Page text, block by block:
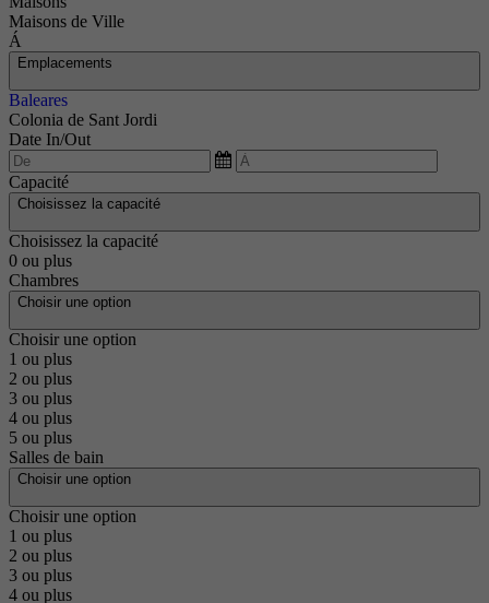
Maisons de Ville
Á
Emplacements
Baleares
Colonia de Sant Jordi
Date In/Out
Capacité
Choisissez la capacité
Choisissez la capacité
0 ou plus
Chambres
Choisir une option
Choisir une option
1 ou plus
2 ou plus
3 ou plus
4 ou plus
5 ou plus
Salles de bain
Choisir une option
Choisir une option
1 ou plus
2 ou plus
3 ou plus
4 ou plus